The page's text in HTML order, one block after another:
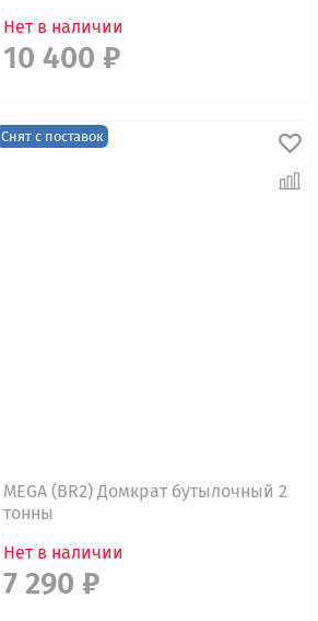
Нет в наличии
10 400 ₽
Снят с поставок
MEGA (BR2) Домкрат бутылочный 2
тонны
Нет в наличии
7 290 ₽